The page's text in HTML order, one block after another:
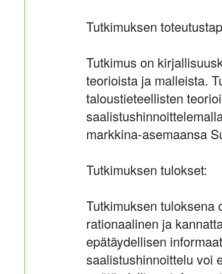
Tutkimuksen
Tutkimus on
teorioista ja malleista.
taloustieteellisten
markkina-asemaansa
Tutkimuksen tulokset:
Tutkimuksen tuloksena
rationaalinen ja
epätäydellisen
saalistushinnoittelu voi